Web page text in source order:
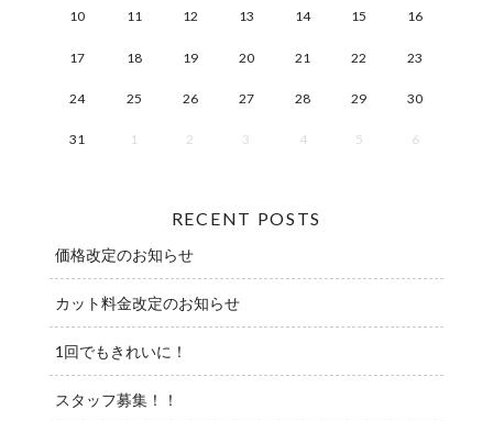
10 11 12 13 14 15 16
17 18 19 20 21 22 23
24 25 26 27 28 29 30
31 1 2 3 4 5 6
RECENT POSTS
価格改定のお知らせ
カット料金改定のお知らせ
1回でもきれいに！
スタッフ募集！！